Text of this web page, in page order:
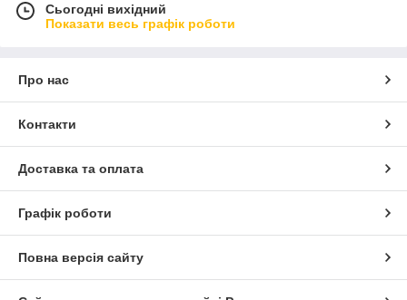
Сьогодні вихідний
Показати весь графік роботи
Про нас
Контакти
Доставка та оплата
Графік роботи
Повна версія сайту